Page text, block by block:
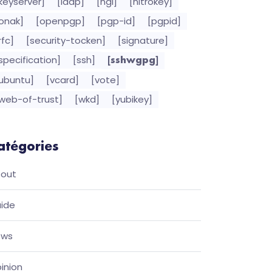
[openpgp] [pgp-id]
[pgpid]
[security-tocken]
[signature]
[ssh] [sshwgpg]
[vcard]
[vote]
of-trust]
[wkd] [yubikey]